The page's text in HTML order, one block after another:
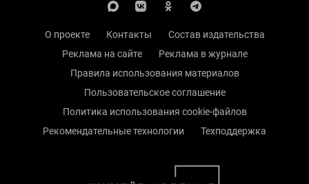
О проекте Контакты
Состав издательства
Реклама на сайте
Реклама в журнале
Правила использования материалов
Пользовательское соглашение
Политика использования cookie-файлов
Рекомендательные технологии
Техподдержка